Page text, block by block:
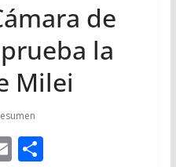
de
la
Milei
E C